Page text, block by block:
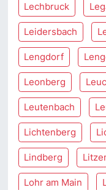
Lechbruck
Leidersbach
Lengdorf
Leonberg
Leutenbach
Lichtenberg
Lindberg
Lohr am Main